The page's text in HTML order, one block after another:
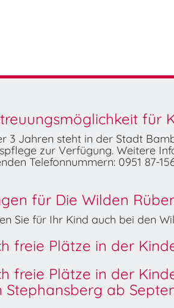
für
3 Jahren steht in der Stadt
zur Verfügung. Weitere
Telefonnummern: 0951 87-
für Die Wilden
Sie für Ihr Kind auch bei den
freie Plätze in der
freie Plätze in der
Stephansberg ab